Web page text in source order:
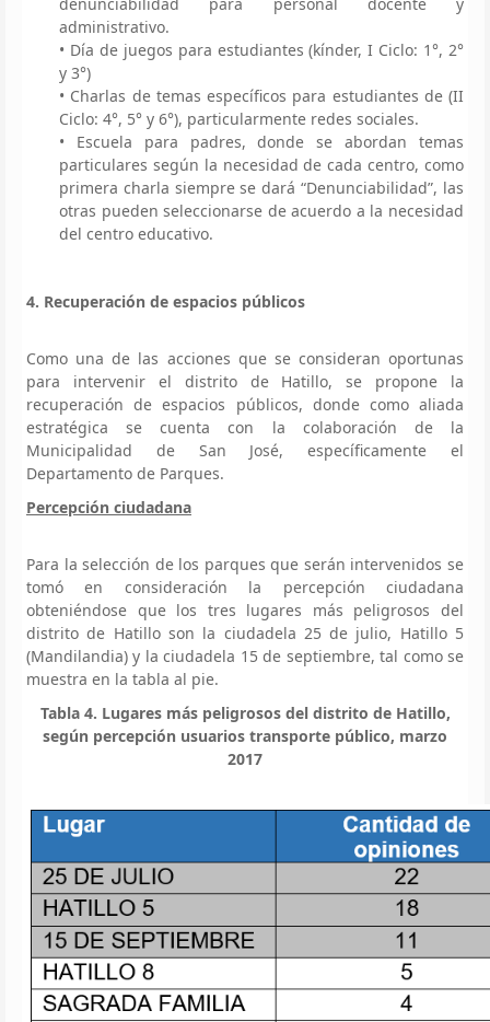
administrativo.
• Día de juegos para estudiantes (kínder, I Ciclo: 1°, 2°
y 3°)
• Charlas de temas específicos para estudiantes de (II
Ciclo: 4°, 5° y 6°), particularmente redes sociales.
• Escuela para padres, donde se abordan temas
particulares según la necesidad de cada centro, como
primera charla siempre se dará “Denunciabilidad”, las
otras pueden seleccionarse de acuerdo a la necesidad
del centro educativo.
4. Recuperación de espacios públicos
Como una de las acciones que se consideran oportunas
para intervenir el distrito de Hatillo, se propone la
recuperación de espacios públicos, donde como aliada
estratégica se cuenta con la colaboración de la
Municipalidad de San José, específicamente el
Departamento de Parques.
Percepción ciudadana
Para la selección de los parques que serán intervenidos se
tomó en consideración la percepción ciudadana
obteniéndose que los tres lugares más peligrosos del
distrito de Hatillo son la ciudadela 25 de julio, Hatillo 5
(Mandilandia) y la ciudadela 15 de septiembre, tal como se
muestra en la tabla al pie.
Tabla 4. Lugares más peligrosos del distrito de Hatillo,
según percepción usuarios transporte público, marzo
2017